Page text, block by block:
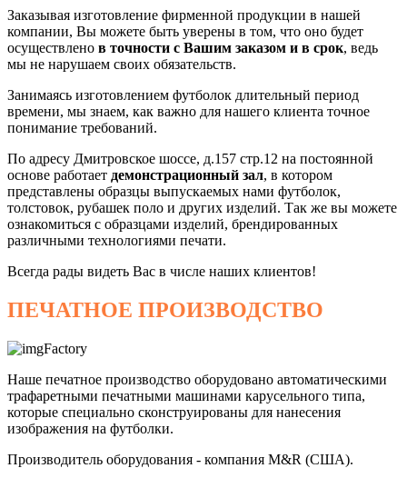
Заказывая изготовление фирменной продукции в нашей
компании, Вы можете быть уверены в том, что оно будет
осуществлено в точности с Вашим заказом и в срок, ведь
мы не нарушаем своих обязательств.
Занимаясь изготовлением футболок длительный период
времени, мы знаем, как важно для нашего клиента точное
понимание требований.
По адресу Дмитровское шоссе, д.157 стр.12 на постоянной
основе работает демонстрационный зал, в котором
представлены образцы выпускаемых нами футболок,
толстовок, рубашек поло и других изделий. Так же вы можете
ознакомиться с образцами изделий, брендированных
различными технологиями печати.
Всегда рады видеть Вас в числе наших клиентов!
ПЕЧАТНОЕ ПРОИЗВОДСТВО
Наше печатное производство оборудовано автоматическими
трафаретными печатными машинами карусельного типа,
которые специально сконструированы для нанесения
изображения на футболки.
Производитель оборудования - компания M&R (США).